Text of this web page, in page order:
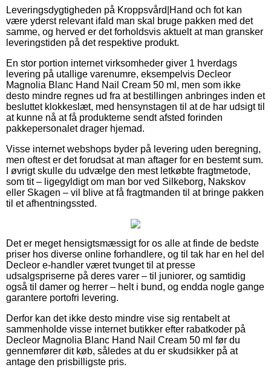
Leveringsdygtigheden på Kroppsvård|Hand och fot kan
være yderst relevant ifald man skal bruge pakken med det
samme, og herved er det forholdsvis aktuelt at man gransker
leveringstiden på det respektive produkt.
En stor portion internet virksomheder giver 1 hverdags
levering på utallige varenumre, eksempelvis Decleor
Magnolia Blanc Hand Nail Cream 50 ml, men som ikke
desto mindre regnes ud fra at bestillingen anbringes inden et
besluttet klokkeslæt, med hensynstagen til at de har udsigt til
at kunne nå at få produkterne sendt afsted forinden
pakkepersonalet drager hjemad.
Visse internet webshops byder på levering uden beregning,
men oftest er det forudsat at man aftager for en bestemt sum.
I øvrigt skulle du udvælge den mest letkøbte fragtmetode,
som tit – ligegyldigt om man bor ved Silkeborg, Nakskov
eller Skagen – vil blive at få fragtmanden til at bringe pakken
til et afhentningssted.
Det er meget hensigtsmæssigt for os alle at finde de bedste
priser hos diverse online forhandlere, og til tak har en hel del
Decleor e-handler været tvunget til at presse
udsalgspriserne på deres varer – til juniorer, og samtidig
også til damer og herrer – helt i bund, og endda nogle gange
garantere portofri levering.
Derfor kan det ikke desto mindre vise sig rentabelt at
sammenholde visse internet butikker efter rabatkoder på
Decleor Magnolia Blanc Hand Nail Cream 50 ml før du
gennemfører dit køb, således at du er skudsikker på at
antage den prisbilligste pris.